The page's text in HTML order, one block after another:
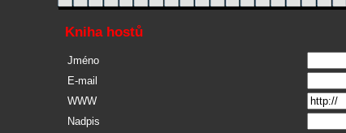
Kniha hostů
Jméno
E-mail
WWW
Nadpis